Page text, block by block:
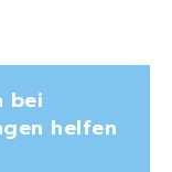
bei
helfen